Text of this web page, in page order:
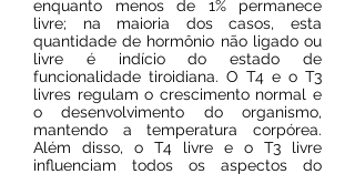
enquanto menos de 1% permanece
livre; na maioria dos casos, esta
quantidade de hormônio não ligado ou
livre é indício do estado de
funcionalidade tiroidiana. O T4 e o T3
livres regulam o crescimento normal e
o desenvolvimento do organismo,
mantendo a temperatura corpórea.
Além disso, o T4 livre e o T3 livre
influenciam todos os aspectos do